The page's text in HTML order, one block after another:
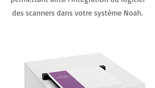
des scanners dans votre système Noah.